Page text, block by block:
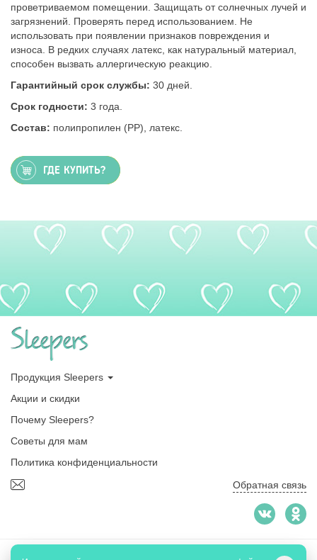
проветриваемом помещении. Защищать от солнечных лучей и
загрязнений. Проверять перед использованием. Не
использовать при появлении признаков повреждения и
износа. В редких случаях латекс, как натуральный материал,
способен вызвать аллергическую реакцию.
Гарантийный срок службы: 30 дней.
Срок годности: 3 года.
Состав: полипропилен (PP), латекс.
ГДЕ КУПИТЬ?
Продукция Sleepers
Акции и скидки
Почему Sleepers?
Советы для мам
Политика конфиденциальности
Обратная связь
© 2026 «Sleepers»